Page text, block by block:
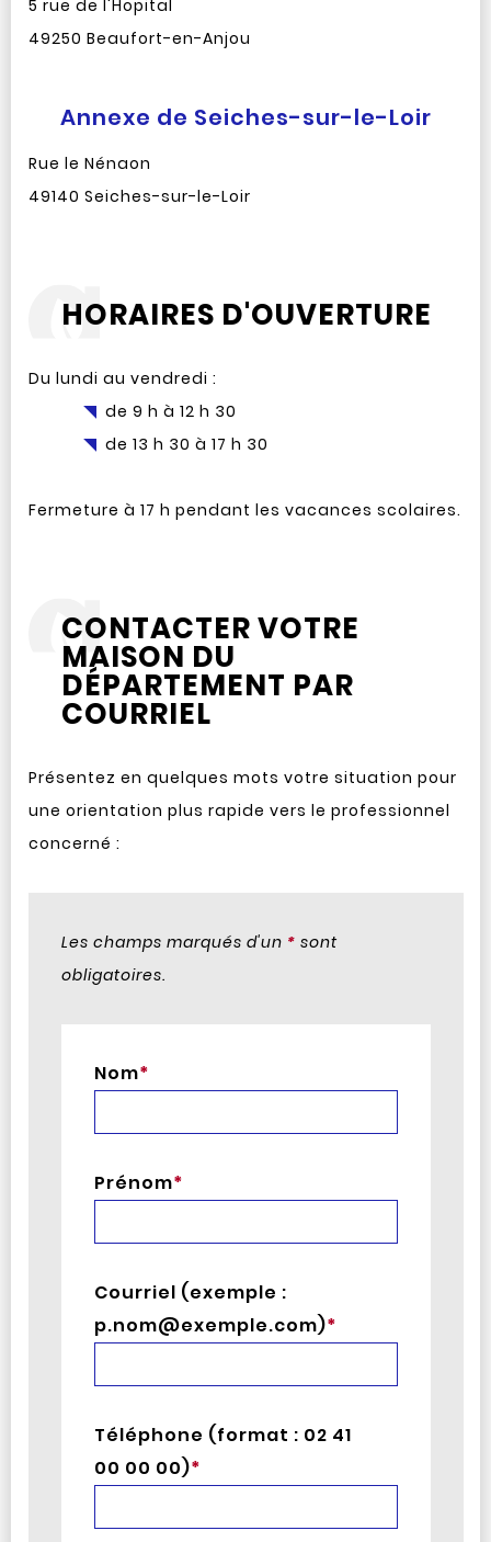
5 rue de l'Hopital
49250 Beaufort-en-Anjou
Annexe de Seiches-sur-le-Loir
Rue le Nénaon
49140 Seiches-sur-le-Loir
HORAIRES D'OUVERTURE
Du lundi au vendredi :
de 9 h à 12 h 30
de 13 h 30 à 17 h 30
Fermeture à 17 h pendant les vacances scolaires.
CONTACTER VOTRE
MAISON DU
DÉPARTEMENT PAR
COURRIEL
Présentez en quelques mots votre situation pour
une orientation plus rapide vers le professionnel
concerné :
Les champs marqués d'un * sont
obligatoires.
Nom*
Prénom*
Courriel (exemple :
p.nom@exemple.com)*
Téléphone (format : 02 41
00 00 00)*